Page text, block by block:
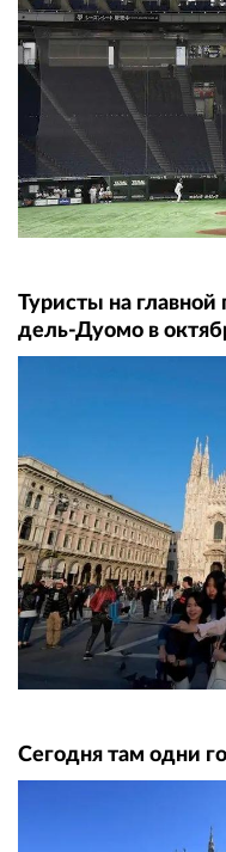
Туристы на
дель-Дуомо в
Сегодня там одни